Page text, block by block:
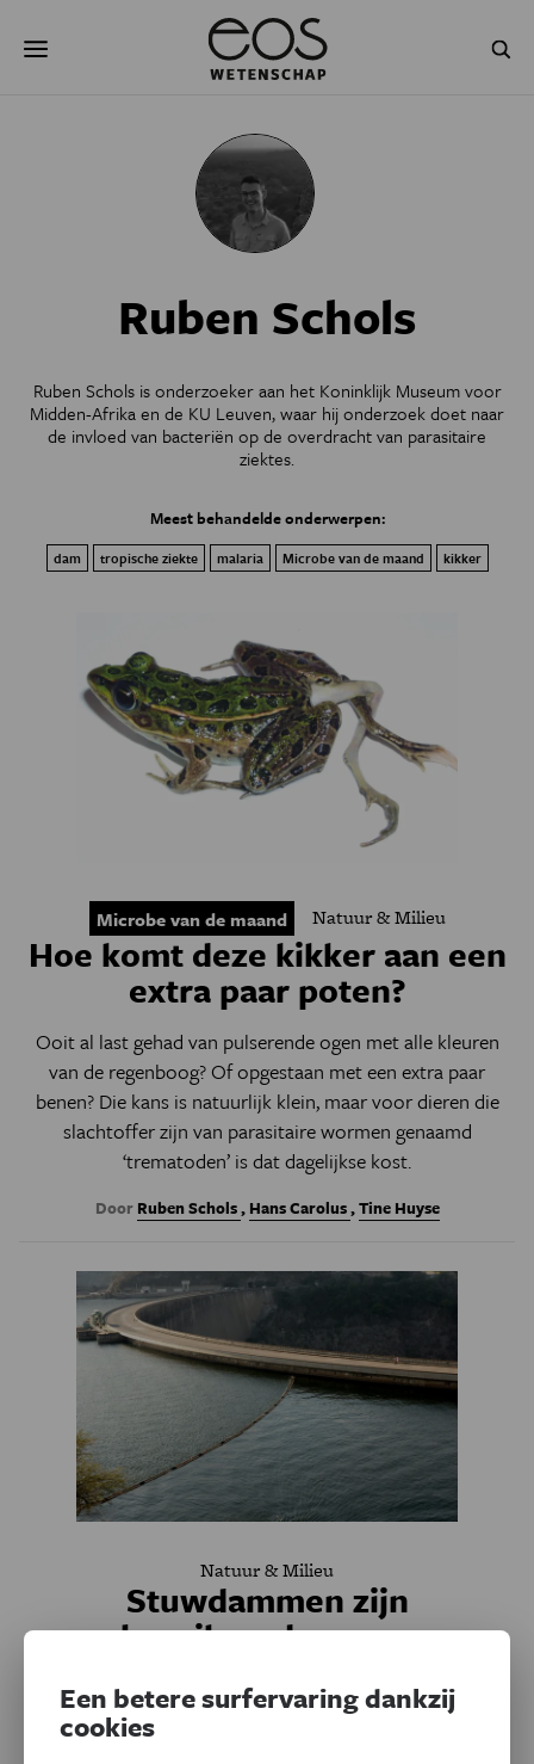
naar
NATUURWETENSCHAPPEN
PSYCHE & BREIN BLOGS
JONGE UITDAGERS
Ruben Schols
Ruben Schols is onderzoeker aan het Koninklijk Museum voor
Midden-Afrika en de KU Leuven, waar hij onderzoek doet naar
de invloed van bacteriën op de overdracht van parasitaire
ziektes.
Meest behandelde onderwerpen:
dam tropische ziekte malaria Microbe van de maand kikker
Microbe van de maand Natuur & Milieu
Hoe komt deze kikker aan een
extra paar poten?
Ooit al last gehad van pulserende ogen met alle kleuren
van de regenboog? Of opgestaan met een extra paar
benen? Die kans is natuurlijk klein, maar voor dieren die
slachtoffer zijn van parasitaire wormen genaamd
‘trematoden’ is dat dagelijkse kost.
Door Ruben Schols, Hans Carolus,Tine Huyse
Natuur & Milieu
Stuwdammen zijn
broeihaarden voor
Stuwdammen zijn voor miljoenen mensen van
Een betere surfervaring dankzij
cookies